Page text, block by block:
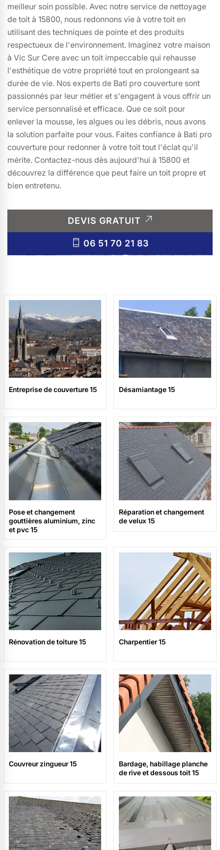
meilleur soin possible. Avec notre service de nettoyage
de toit à 15800, nous redonnons vie à votre toit en
utilisant des techniques de pointe et des produits
respectueux de l'environnement. Imaginez votre maison
à Vic Sur Cere avec un toit impeccable qui rehausse
l'esthétique de votre propriété tout en prolongeant sa
durée de vie. Nos experts de Bati pro couverture sont
passionnés par leur métier et s'engagent à vous offrir un
service personnalisé et efficace. Que ce soit pour
enlever la mousse, les algues ou les débris, nous avons
la solution parfaite pour vous. Faites confiance à Bati pro
couverture pour redonner à votre toit tout l'éclat qu'il
mérite. Contactez-nous dès aujourd'hui à 15800 et
découvrez la différence que peut faire un toit propre et
bien entretenu.
DEVIS GRATUIT
06 51 70 21 83
Entreprise de couverture 15 Désamiantage 15
Pose et changement
gouttières aluminium, zinc
et pvc 15
Réparation et changement
de velux 15
Rénovation de toiture 15 Charpentier 15
Couvreur zingueur 15
Bardage, habillage planche
de rive et dessous toit 15